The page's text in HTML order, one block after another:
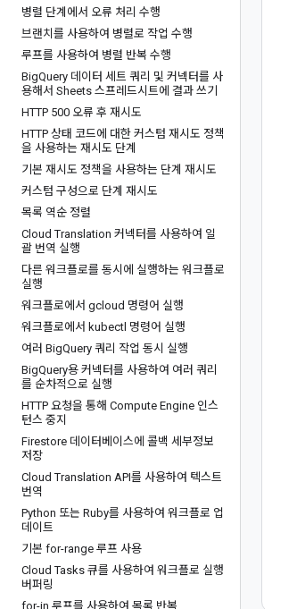
병렬 단계에서 오류 처리 수행
브랜치를 사용하여 병렬로 작업 수행
루프를 사용하여 병렬 반복 수행
BigQuery 데이터 세트 쿼리 및 커넥터를 사
용해서 Sheets 스프레드시트에 결과 쓰기
HTTP 500 오류 후 재시도
HTTP 상태 코드에 대한 커스텀 재시도 정책
을 사용하는 재시도 단계
기본 재시도 정책을 사용하는 단계 재시도
커스텀 구성으로 단계 재시도
목록 역순 정렬
Cloud Translation 커넥터를 사용하여 일
괄 번역 실행
다른 워크플로를 동시에 실행하는 워크플로
실행
워크플로에서 gcloud 명령어 실행
워크플로에서 kubectl 명령어 실행
여러 BigQuery 쿼리 작업 동시 실행
BigQuery용 커넥터를 사용하여 여러 쿼리
를 순차적으로 실행
HTTP 요청을 통해 Compute Engine 인스
턴스 중지
Firestore 데이터베이스에 콜백 세부정보
저장
Cloud Translation API를 사용하여 텍스트
번역
Python 또는 Ruby를 사용하여 워크플로 업
데이트
기본 for-range 루프 사용
Cloud Tasks 큐를 사용하여 워크플로 실행
버퍼링
for-in 루프를 사용하여 목록 반복